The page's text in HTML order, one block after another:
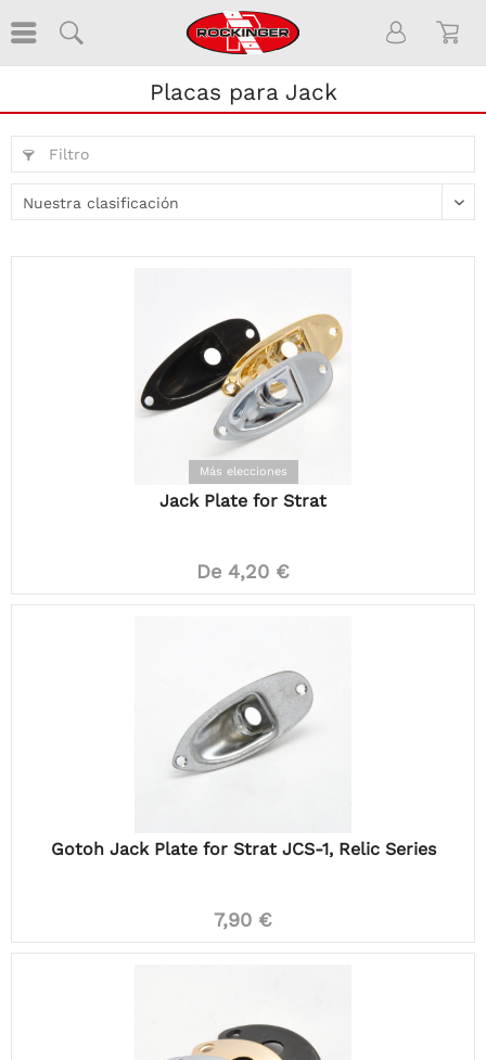
Placas para Jack
Filtro
Más elecciones
Jack Plate for Strat
De 4,20 €
Gotoh Jack Plate for Strat JCS-1, Relic Series
7,90 €